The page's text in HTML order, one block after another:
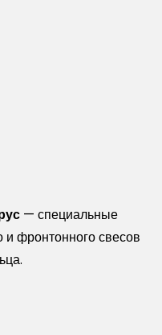
— специальные
и фронтонного свесов